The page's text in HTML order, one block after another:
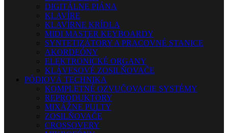
DIGITÁLNE PIÁNA
KLAVÍRE
KLAVÍRNE KRÍDLA
MIDI MASTER KEYBOARDY
SYNTETIZÁTORY A PRACOVNÉ STANICE
AKORDEÓNY
ELEKTRONICKÉ ORGANY
KLÁVESOVÉ ZOSILŇOVAČE
PÓDIOVÁ TECHNIKA
KOMPLETNÉ OZVUČOVACIE SYSTÉMY
REPRODUKTORY
MIXÁŽNE PULTY
ZOSILŇOVAČE
CROSSOVERY